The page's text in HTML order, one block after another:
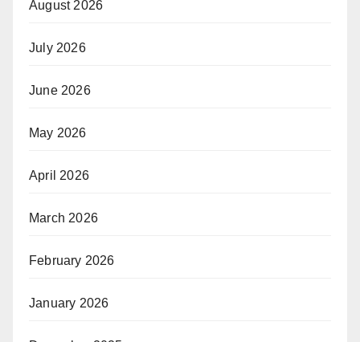
August 2026
July 2026
June 2026
May 2026
April 2026
March 2026
February 2026
January 2026